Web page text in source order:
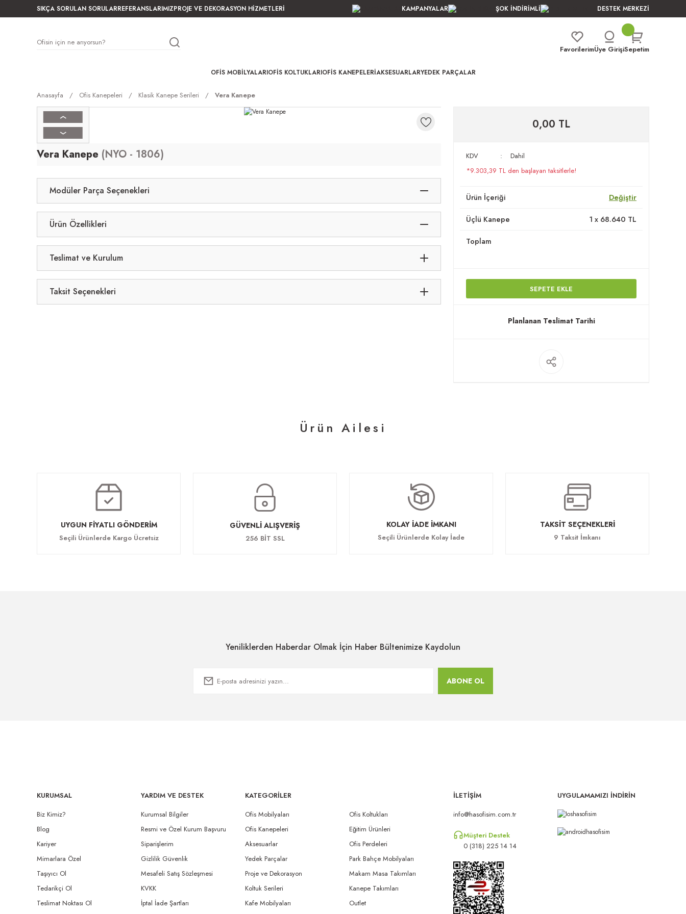
SIKÇA SORULAN SORULARREFERANSLARIMIZPROJE VE DEKORASYON HİZMETLERİ KAMPANYALAR ŞOK İNDİRİMLİ DESTEK MERKEZİ
FavorilerimÜye GirişiSepetim
OFIS MOBILYALARIOFIS KOLTUKLARIOFIS KANEPELERIAKSESUARLARYEDEK PARÇALAR
Anasayfa Ofis Kanepeleri Klasik Kanepe Serileri Vera Kanepe
Vera Kanepe (NYO - 1806)
Modüler Parça Seçenekleri
Ürün Özellikleri
Teslimat ve Kurulum
Taksit Seçenekleri
0,00 TL
KDV
Dahil
*9.303,39 TL den başlayan taksitlerle!
Ürün İçeriği Değiştir
Üçlü Kanepe 1 x 68.640 TL
Toplam
SEPETE EKLE
Planlanan Teslimat Tarihi
Ürün Ailesi
148.720,00 TL 45.760,00 TL
UYGUN FİYATLI GÖNDERİM
Seçili Ürünlerde Kargo Ücretsiz
GÜVENLİ ALIŞVERİŞ
256 BİT SSL
KOLAY İADE İMKANI
Seçili Ürünlerde Kolay İade
TAKSİT SEÇENEKLERİ
9 Taksit İmkanı
Yeniliklerden Haberdar Olmak İçin Haber Bültenimize Kaydolun
ABONE OL
KURUMSAL
Biz Kimiz?
Blog
Kariyer
Mimarlara Özel
Taşıyıcı Ol
Tedarikçi Ol
Teslimat Noktası Ol
YARDIM VE DESTEK
Kurumsal Bilgiler
Resmi ve Özel Kurum Başvuru
Siparişlerim
Gizlilik Güvenlik
Mesafeli Satış Sözleşmesi
KVKK
İptal İade Şartları
KATEGORİLER
Ofis Mobilyaları
Ofis Koltukları
Ofis Kanepeleri
Eğitim Ürünleri
Aksesuarlar
Ofis Perdeleri
Yedek Parçalar
Park Bahçe Mobilyaları
Proje ve Dekorasyon
Makam Masa Takımları
Koltuk Serileri
Kanepe Takımları
Kafe Mobilyaları
Outlet
İLETİŞİM
info@hasofisim.com.tr
Müşteri Destek
0 (318) 225 14 14
UYGULAMAMIZI İNDİRİN